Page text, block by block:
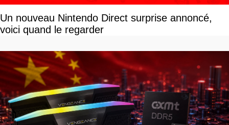
Un nouveau Nintendo Direct surprise annoncé,
voici quand le regarder